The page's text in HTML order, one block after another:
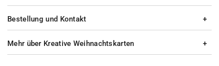
Bestellung und Kontakt
Mehr über Kreative Weihnachtskarten